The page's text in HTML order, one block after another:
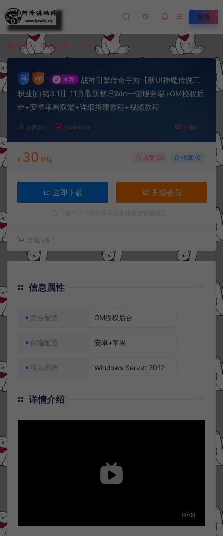
登录
首页 手游资源 正文 我要投稿
# 推荐
战神引擎传奇手游【新UI神魔传说三
职业[白猪3.1]】11月最新整理Win一键服务端+GM授权后
台+安卓苹果双端+详细搭建教程+视频教程
冷雨泽ღ 2024-11-29 2,068
¥ 30 星钻 点赞 (0) 收藏 (0)
立即下载 升级会员
增值服务：
信息属性
后台配置 GM授权后台
前端配置 安卓+苹果
演示系统 Windows Server 2012
详情介绍